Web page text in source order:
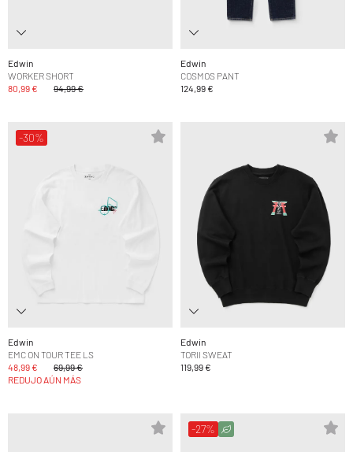
Edwin
WORKER SHORT
80,99 €
94,99 €
Edwin
COSMOS PANT
124,99 €
-30%
Edwin
EMC ON TOUR TEE LS
48,99 €
69,99 €
REDUJO AÚN MÁS
Edwin
TORII SWEAT
119,99 €
-27%